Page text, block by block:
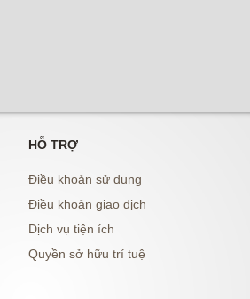
HỖ TRỢ
Điều khoản sử dụng
Điều khoản giao dịch
Dịch vụ tiện ích
Quyền sở hữu trí tuệ